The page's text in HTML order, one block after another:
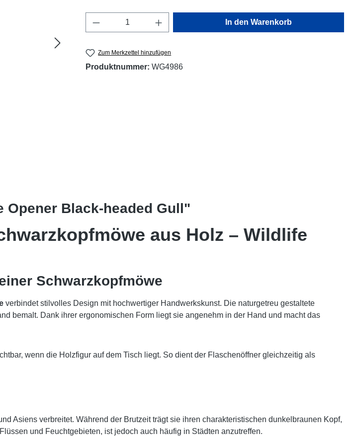
Produkt Anzahl: Gib den gewünschten Wert ein
In den Warenkorb
Zum Merkzettel hinzufügen
Produktnummer: WG4986
Black-headed Gull"
aus Holz – Wildlife
Schwarzkopfmöwe
verbindet stilvolles Design mit hochwertiger Handwerkskunst. Die naturgetreu gestaltete
bemalt. Dank ihrer ergonomischen Form liegt sie angenehm in der Hand und macht das
wenn die Holzfigur auf dem Tisch liegt. So dient der Flaschenöffner gleichzeitig als
Asiens verbreitet. Während der Brutzeit trägt sie ihren charakteristischen dunkelbraunen Kopf,
und Feuchtgebieten, ist jedoch auch häufig in Städten anzutreffen.